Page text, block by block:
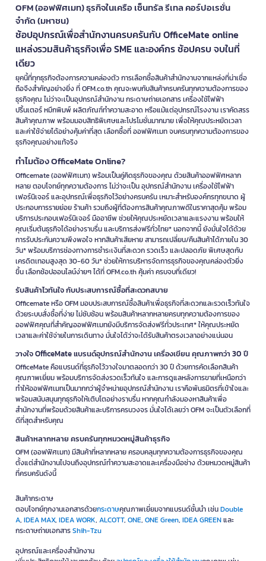
OFM (ออฟฟิศเมท) ธุรกิจในเครือ เซ็นทรัล รีเทล คอร์ปอเรชั่น
จำกัด (มหาชน)
ช้อปอุปกรณ์เพื่อสำนักงานครบครันกับ OfficeMate online
แหล่งรวมสินค้าธุรกิจเพื่อ SME และองค์กร ช้อปครบ จบในที่
เดียว
ยุคนี้ที่ทุกธุรกิจต้องการความคล่องตัว การเลือกซื้อสินค้าสำนักงานจากแหล่งที่น่าเชื่อ
ถือจึงสำคัญอย่างยิ่ง ที่ OFM.co.th คุณจะพบกับสินค้าครบครันทุกความต้องการของ
ธุรกิจคุณ ไม่ว่าจะเป็นอุปกรณ์สำนักงาน กระดาษถ่ายเอกสาร เครื่องใช้ไฟฟ้า
ปริ้นเตอร์ หมึกพิมพ์ ผลิตภัณฑ์ทำความสะอาด หรือแม้แต่อุปกรณ์โรงงาน เราคัดสรร
สินค้าคุณภาพ พร้อมมอบสิทธิพิเศษและโปรโมชั่นมากมาย เพื่อให้คุณประหยัดเวลา
และค่าใช้จ่ายได้อย่างคุ้มค่าที่สุด เลือกซื้อที่ ออฟฟิศเมท จบครบทุกความต้องการของ
ธุรกิจคุณอย่างแท้จริง
ทำไมต้อง OfficeMate Online?
Officemate (ออฟฟิศเมท) พร้อมเป็นคู่คิดธุรกิจของคุณ ด้วยสินค้าออฟฟิศหลาก
หลาย ตอบโจทย์ทุกความต้องการ ไม่ว่าจะเป็น อุปกรณ์สำนักงาน เครื่องใช้ไฟฟ้า
เฟอร์นิเจอร์ และอุปกรณ์เพื่อธุรกิจไว้อย่างครบครัน เหมาะสำหรับองค์กรทุกขนาด ผู้
ประกอบการรายย่อย ร้านค้า รวมถึงผู้ที่ต้องการสินค้าคุณภาพดีในราคาสุดคุ้ม พร้อม
บริการประกอบเฟอร์นิเจอร์ มืออาชีพ ช่วยให้คุณประหยัดเวลาและแรงงาน พร้อมให้
คุณเริ่มต้นธุรกิจได้อย่างราบรื่น และบริการส่งฟรีทั่วไทย* นอกจากนี้ ยังมั่นใจได้ด้วย
การรับประกันความพึงพอใจ หากสินค้าเสียหาย สามารถเปลี่ยน/คืนสินค้าได้ภายใน 30
วัน* พร้อมบริการช่องทางการชำระเงินที่สะดวก รวดเร็ว และปลอดภัย พิเศษสุดกับ
เครดิตเทอมสูงสุด 30-60 วัน* ช่วยให้การบริหารจัดการธุรกิจของคุณคล่องตัวยิ่ง
ขึ้น เลือกช้อปออนไลน์ง่ายๆ ได้ที่ OFM.co.th คุ้มค่า ครบจบที่เดียว!
รับสินค้าไวทันใจ กับประสบการณ์ซื้อที่สะดวกสบาย
Officemate หรือ OFM มอบประสบการณ์ซื้อสินค้าเพื่อธุรกิจที่สะดวกและรวดเร็วทันใจ
ด้วยระบบสั่งซื้อที่ง่าย ไม่ซับซ้อน พร้อมสินค้าหลากหลายครบทุกความต้องการของ
ออฟฟิศคุณที่สำคัญออฟฟิศเมทยังมีบริการจัดส่งฟรีทั่วประเทศ* ให้คุณประหยัด
เวลาและค่าใช้จ่ายในการเดินทาง มั่นใจได้ว่าจะได้รับสินค้าตรงเวลาอย่างแน่นอน
วางใจ OfficeMate แบรนด์อุปกรณ์สำนักงาน เครื่องเขียน คุณภาพกว่า 30 ปี
OfficeMate คือแบรนด์ที่ธุรกิจไว้วางใจมาตลอดกว่า 30 ปี ด้วยการคัดเลือกสินค้า
คุณภาพเยี่ยม พร้อมบริการจัดส่งรวดเร็วทันใจ และการดูแลหลังการขายที่เหนือกว่า
ทำให้ออฟฟิศเมทเป็นมากกว่าผู้จำหน่ายอุปกรณ์สำนักงาน เราคือพันธมิตรที่เข้าใจและ
พร้อมสนับสนุนทุกธุรกิจให้เติบโตอย่างราบรื่น หากคุณกำลังมองหาสินค้าเพื่อ
สำนักงานที่พร้อมด้วยสินค้าและบริการครบวงจร มั่นใจได้เลยว่า OFM จะเป็นตัวเลือกที่
ดีที่สุดสำหรับคุณ
สินค้าหลากหลาย ครบครันทุกหมวดหมู่สินค้าธุรกิจ
OFM (ออฟฟิศเมท) มีสินค้าที่หลากหลาย ครอบคลุมทุกความต้องการธุรกิจของคุณ
ตั้งแต่สำนักงานไปจนถึงอุปกรณ์ทำความสะอาดและเครื่องมือช่าง ด้วยหมวดหมู่สินค้า
ที่ครบครันดังนี้
สินค้ากระดาษ
ตอบโจทย์ทุกงานเอกสารด้วยกระดาษคุณภาพเยี่ยมจากแบรนด์ชั้นนำ เช่นDouble
A, IDEA MAX, IDEA WORK, ALCOTT, ONE, ONE Green, IDEA GREENและ
กระดาษถ่ายเอกสารShih-Tzu
อุปกรณ์และเครื่องสำนักงาน